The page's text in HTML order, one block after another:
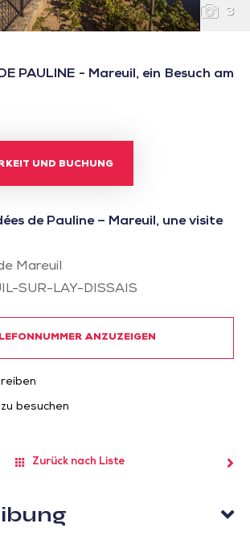
3
PAULINE - Mareuil, ein Besuch am
UND BUCHUNG
de Pauline – Mareuil, une visite
Mareuil
SUR-LAY-DISSAIS
ANZUZEIGEN
besuchen
Zurück nach Liste